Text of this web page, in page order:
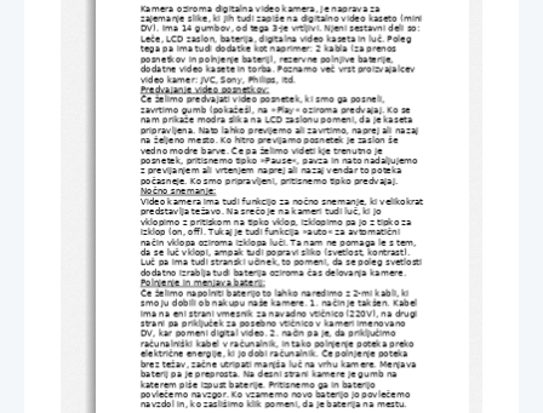
Kamera oziroma digitalna video kamera, je naprava za
zajemanje slike, ki jih tudi zapiše na digitalno video kaseto (mini
DV). Ima 14 gumbov, od tega 3-je vrtljivi. Njeni sestavni deli so:
Leče, LCD zaslon, baterija, digitalna video kaseta in luč. Poleg
tega pa ima tudi dodatke kot naprimer: 2 kabla (za prenos
posnetkov in polnjenje baterij), rezervne polnjive baterije,
dodatne video kasete in torba. Poznamo več vrst proizvajalcev
video kamer: JVC, Sony, Philips, itd.
Predvajanje video posnetkov:
Če želimo predvajati video posnetek, ki smo ga posneli,
zavrtimo gumb (pokažeš), na »Play« oziroma predvajaj. Ko se
nam prikaže modra slika na LCD zaslonu pomeni, da je kaseta
pripravljena. Nato lahko previjemo ali zavrtimo, naprej ali nazaj
na željeno mesto. Ko hitro previjamo posnetek je zaslon še
vedno modre barve. Če pa želimo videti kje trenutno je
posnetek, pritisnemo tipko »Pause«, pavza in nato nadaljujemo
z previjanjem ali vrtenjem naprej ali nazaj vendar to poteka
počasneje. Ko smo pripravljeni, pritisnemo tipko predvajaj.
Nočno snemanje:
Video kamera ima tudi funkcijo za nočno snemanje, ki velikokrat
predstavlja težavo. Na srečo je na kameri tudi luč, ki jo
vklopimo z pritiskom na tipko vklop, izklopimo pa jo z tipko za
izklop (on, off). Tukaj je tudi funkcija »auto« za avtomatični
način vklopa oziroma izklopa luči. Ta nam ne pomaga le s tem,
da se luč vklopi, ampak tudi popravi sliko (svetlost, kontrast).
Luč pa ima tudi stranski učinek, to pomeni, da se poleg svetlosti
dodatno izrablja tudi baterija oziroma čas delovanja kamere.
Polnjenje in menjava baterij:
Če želimo napolniti baterijo to lahko naredimo z 2-mi kabli, ki
smo ju dobili ob nakupu naše kamere. 1. način je takšen. Kabel
ima na eni strani vmesnik za navadno vtičnico (220V), na drugi
strani pa priključek za posebno vtičnico v kameri imenovano
DV, kar pomeni digital video. 2. način pa je, da priključimo
računalniški kabel v računalnik, in tako polnjenje poteka preko
električne energije, ki jo dobi računalnik. Če polnjenje poteka
brez težav, začne utripati manjša luč na vrhu kamere. Menjava
baterij pa je preprosta. Na desni strani kamere je gumb na
katerem piše izpust baterije. Pritisnemo ga in baterijo
povlečemo navzgor. Ko vzamemo novo baterijo jo povlečemo
navzdol in, ko zaslišimo klik pomeni, da je baterija na mestu.